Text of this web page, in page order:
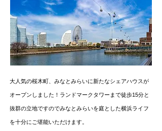
大人気の桜木町、みなとみらいに新たなシェアハウスが
オープンしました！ランドマークタワーまで徒歩15分と
抜群の立地ですのでみなとみらいを庭とした横浜ライフ
を十分にご堪能いただけます。